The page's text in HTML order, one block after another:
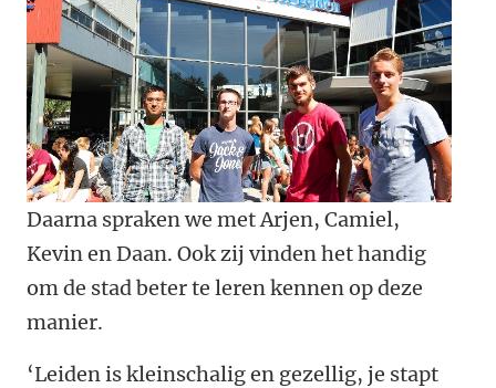
Daarna spraken we met Arjen, Camiel,
Kevin en Daan. Ook zij vinden het handig
om de stad beter te leren kennen op deze
manier.
‘Leiden is kleinschalig en gezellig, je stapt